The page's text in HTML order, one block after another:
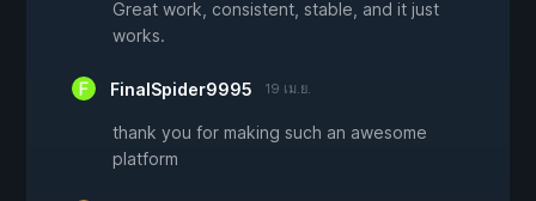
Great work, consistent, stable, and it just
works.
FinalSpider9995 19 เม.ย.
thank you for making such an awesome
platform